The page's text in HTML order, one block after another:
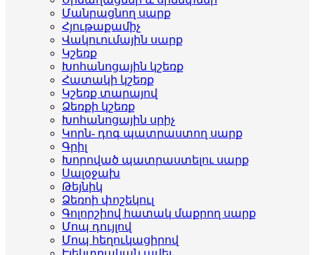
Մանրացնող սարք
Հյութաքամիչ
Վակուումային սարք
Կշեռք
Խոհանոցային կշեռք
Հատակի կշեռք
Կշեռք տարայով
Ձեռքի կշեռք
Խոհանոցային սրիչ
Կորն- դոգ պատրաստող սարք
Գրիլ
Խորոված պատրաստելու սարք
Սալօջախ
Թեյնիկ
Ձեռոի փոշեկուլ
Գոլորշիով հատակ մաքրող սարք
Մոպ դույլով
Մոպ հեղուկացիրով